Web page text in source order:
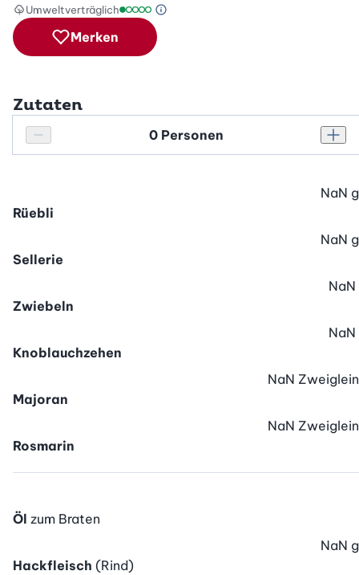
Umweltverträglich
Umweltverträglichkeitsskala: 1 von 5
Green Betty Skala Info
Merken
Zutaten
Personenanzahl verringern
Personenanzahl
Rüebli
NaN g
Sellerie
NaN g
Zwiebeln
NaN
Knoblauchzehen
NaN
Majoran
NaN Zweiglein
Rosmarin
NaN Zweiglein
Öl zum Braten
Hackfleisch (Rind)
NaN g